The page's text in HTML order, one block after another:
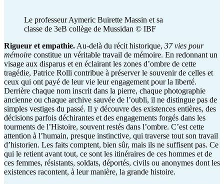
Le professeur Aymeric Buirette Massin et sa
classe de 3eB collège de Mussidan © IBF
Rigueur et empathie. Au-delà du récit historique, 37 vies pour
mémoire constitue un véritable travail de mémoire. En redonnant un
visage aux disparus et en éclairant les zones d’ombre de cette
tragédie, Patrice Rolli contribue à préserver le souvenir de celles et
ceux qui ont payé de leur vie leur engagement pour la liberté.
Derrière chaque nom inscrit dans la pierre, chaque photographie
ancienne ou chaque archive sauvée de l’oubli, il ne distingue pas de
simples vestiges du passé. Il y découvre des existences entières, des
décisions parfois déchirantes et des engagements forgés dans les
tourments de l’Histoire, souvent restés dans l’ombre. C’est cette
attention à l’humain, presque instinctive, qui traverse tout son travail
d’historien. Les faits comptent, bien sûr, mais ils ne suffisent pas. Ce
qui le retient avant tout, ce sont les itinéraires de ces hommes et de
ces femmes, résistants, soldats, déportés, civils ou anonymes dont les
existences racontent, à leur manière, la grande histoire.